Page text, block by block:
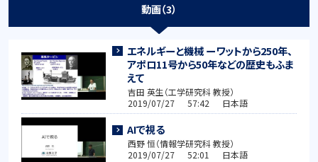
動画（3）
エネルギーと機械 ーワットから250年、
アポロ11号から50年などの歴史もふま
えて
吉田 英生（工学研究科 教授）
2019/07/27 57:42 日本語
AIで視る
西野 恒（情報学研究科 教授）
2019/07/27 52:01 日本語